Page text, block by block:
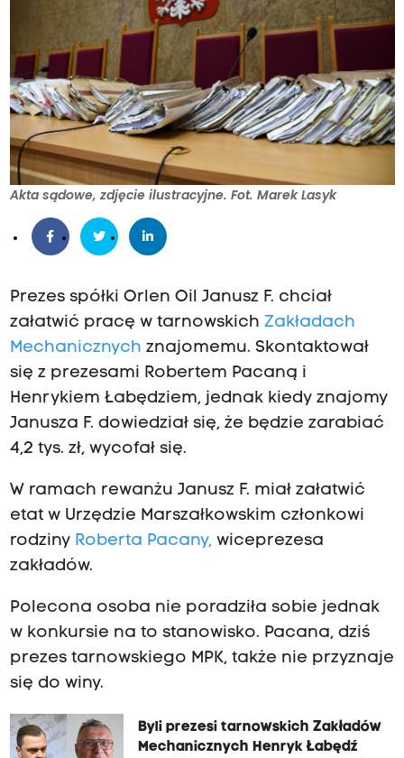
Akta sądowe, zdjęcie ilustracyjne. Fot. Marek Lasyk
Prezes spółki Orlen Oil Janusz F. chciał
załatwić pracę w tarnowskich Zakładach
Mechanicznych znajomemu. Skontaktował
się z prezesami Robertem Pacaną i
Henrykiem Łabędziem, jednak kiedy znajomy
Janusza F. dowiedział się, że będzie zarabiać
4,2 tys. zł, wycofał się.
W ramach rewanżu Janusz F. miał załatwić
etat w Urzędzie Marszałkowskim członkowi
rodziny Roberta Pacany,wiceprezesa
zakładów.
Polecona osoba nie poradziła sobie jednak
w konkursie na to stanowisko. Pacana, dziś
prezes tarnowskiego MPK, także nie przyznaje
się do winy.
Byli prezesi tarnowskich Zakładów
Mechanicznych Henryk Łabędź